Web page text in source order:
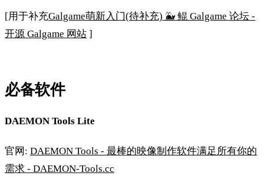
[用于补充Galgame萌新入门(待补充) 🐳 鲲 Galgame 论坛 -
开源 Galgame 网站 ]
必备软件
DAEMON Tools Lite
官网: DAEMON Tools - 最棒的映像制作软件满足所有你的
需求 - DAEMON-Tools.cc